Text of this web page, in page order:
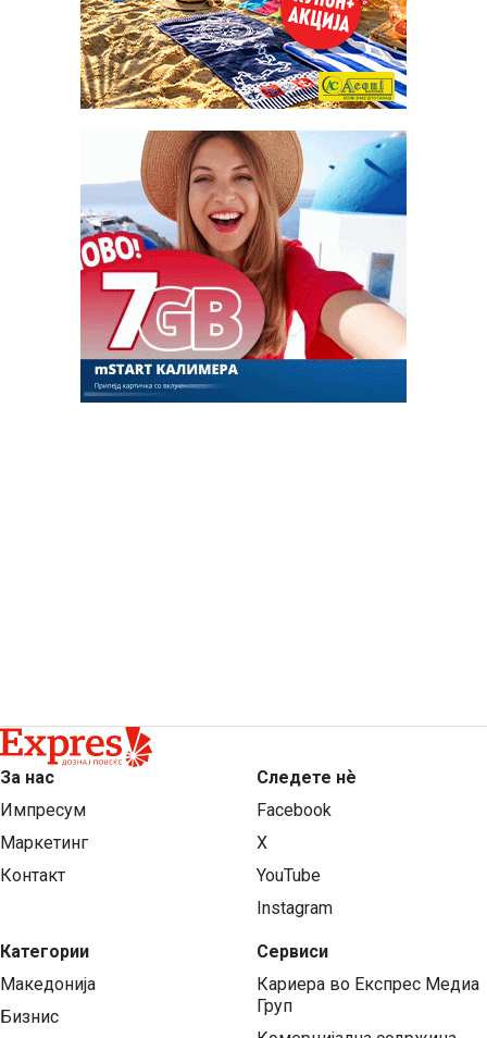
За нас
Импресум
Маркетинг
Контакт
Категории
Македонија
Бизнис
Следете нѐ
Facebook
X
YouTube
Instagram
Сервиси
Кариера во Експрес Медиа
Груп